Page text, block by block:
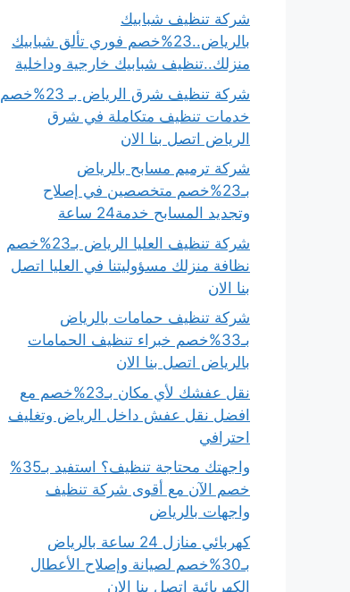
شركة تنظيف شبابيك
بالرياض..23%خصم فوري تألق شبابيك
منزلك..تنظيف شبابيك خارجية وداخلية
شركة تنظيف شرق الرياض بـ 23%خصم
خدمات تنظيف متكاملة في شرق
الرياض اتصل بنا الان
شركة ترميم مسابح بالرياض
بـ23%خصم متخصصين في إصلاح
وتجديد المسابح خدمة24 ساعة
شركة تنظيف العليا الرياض بـ23%خصم
نظافة منزلك مسؤوليتنا في العليا اتصل
بنا الان
شركة تنظيف حمامات بالرياض
بـ33%خصم خبراء تنظيف الحمامات
بالرياض اتصل بنا الان
نقل عفشك لأي مكان بـ23%خصم مع
افضل نقل عفش داخل الرياض وتغليف
احترافي
واجهتك محتاجة تنظيف؟ استفيد بـ35%
خصم الآن مع أقوى شركة تنظيف
واجهات بالرياض
كهربائي منازل 24 ساعة بالرياض
بـ30%خصم لصيانة وإصلاح الأعطال
الكهربائية اتصل بنا الان